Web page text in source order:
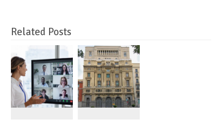
Related Posts